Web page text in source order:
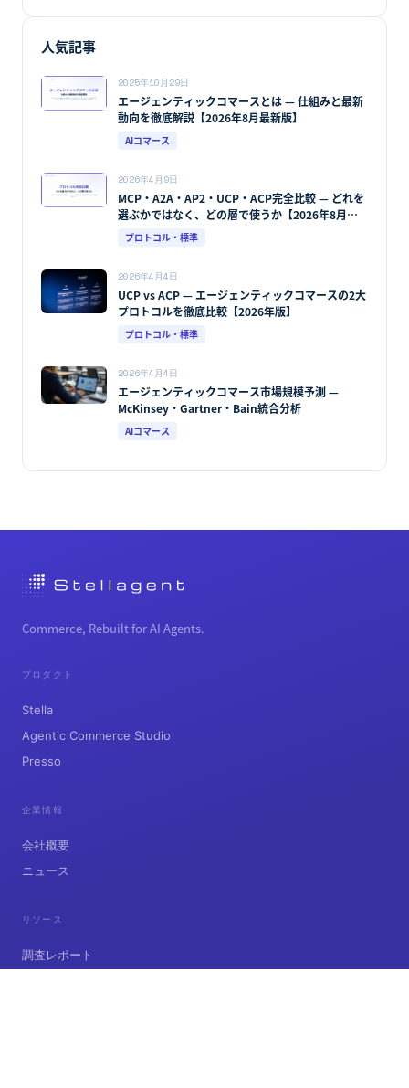
人気記事
2025年10月29日
エージェンティックコマースとは — 仕組みと最新
動向を徹底解説【2026年8月最新版】
AIコマース
2026年4月9日
MCP・A2A・AP2・UCP・ACP完全比較 — どれを
選ぶかではなく、どの層で使うか【2026年8月最
新版】
プロトコル・標準
2026年4月4日
UCP vs ACP — エージェンティックコマースの2大
プロトコルを徹底比較【2026年版】
プロトコル・標準
2026年4月4日
エージェンティックコマース市場規模予測 —
McKinsey・Gartner・Bain統合分析
AIコマース
Commerce, Rebuilt for AI Agents.
プロダクト
Stella
Agentic Commerce Studio
Presso
企業情報
会社概要
ニュース
リソース
調査レポート